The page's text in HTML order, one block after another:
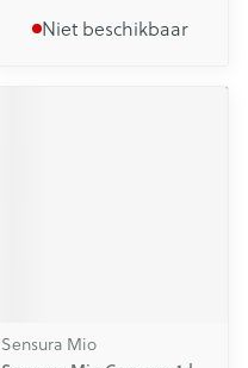
Niet beschikbaar
Sensura Mio